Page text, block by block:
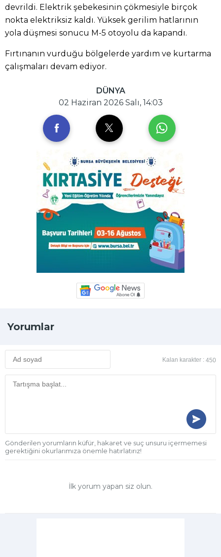
devrildi. Elektrik şebekesinin çökmesiyle birçok
nokta elektriksiz kaldı. Yüksek gerilim hatlarının
yola düşmesi sonucu M-5 otoyolu da kapandı.
Fırtınanın vurduğu bölgelerde yardım ve kurtarma
çalışmaları devam ediyor.
DÜNYA
02 Haziran 2026 Salı, 14:03
Yorumlar
Kalan karakter : 450
Gönderilen yorumların küfür, hakaret ve suç unsuru içermemesi
gerektiğini okurlarımıza önemle hatırlatırız!
İlk yorum yapan siz olun.